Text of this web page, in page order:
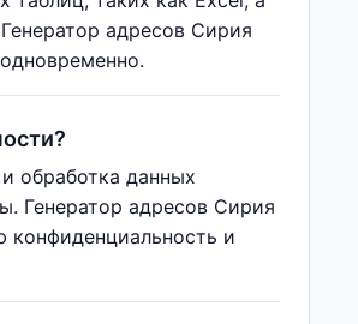
адресов Сирия
обработка данных
Генератор адресов Сирия
конфиденциальность и